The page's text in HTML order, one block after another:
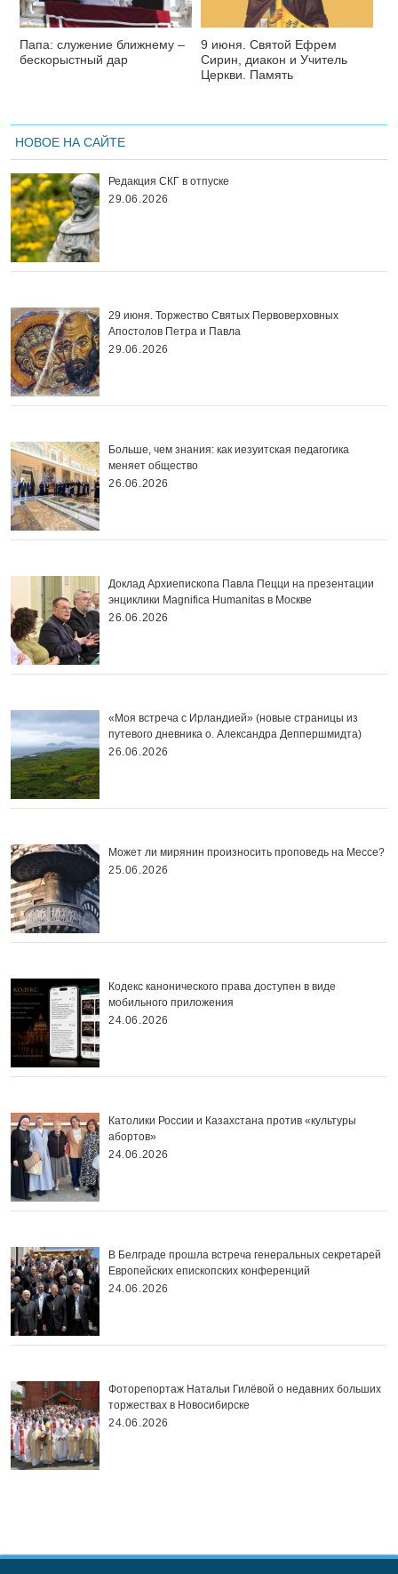
Папа: служение ближнему –
бескорыстный дар
9 июня. Святой Ефрем
Сирин, диакон и Учитель
Церкви. Память
НОВОЕ НА САЙТЕ
Редакция СКГ в отпуске
29.06.2026
29 июня. Торжество Святых Первоверховных
Апостолов Петра и Павла
29.06.2026
Больше, чем знания: как иезуитская педагогика
меняет общество
26.06.2026
Доклад Архиепископа Павла Пецци на презентации
энциклики Magnifica Нumanitas в Москве
26.06.2026
«Моя встреча с Ирландией» (новые страницы из
путевого дневника о. Александра Деппершмидта)
26.06.2026
Может ли мирянин произносить проповедь на Мессе?
25.06.2026
Кодекс канонического права доступен в виде
мобильного приложения
24.06.2026
Католики России и Казахстана против «культуры
абортов»
24.06.2026
В Белграде прошла встреча генеральных секретарей
Европейских епископских конференций
24.06.2026
Фоторепортаж Натальи Гилёвой о недавних больших
торжествах в Новосибирске
24.06.2026